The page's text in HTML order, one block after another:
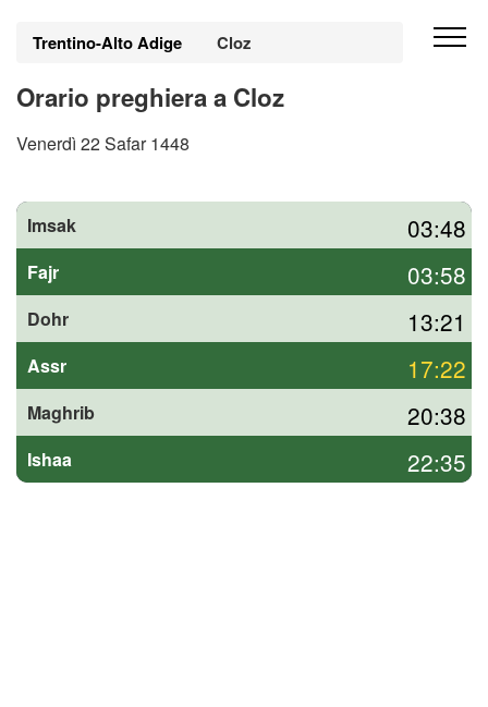
Trentino-Alto Adige Cloz
Orario preghiera a Cloz
Venerdì 22 Safar 1448
Imsak 03:48
Fajr 03:58
Dohr 13:21
Assr 17:22
Maghrib 20:38
Ishaa 22:35